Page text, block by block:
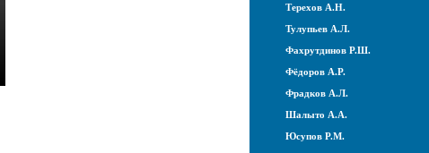
Терехов А.Н.
Тулупьев А.Л.
Фахрутдинов Р.Ш.
Фёдоров А.Р.
Фрадков А.Л.
Шалыто А.А.
Юсупов Р.М.